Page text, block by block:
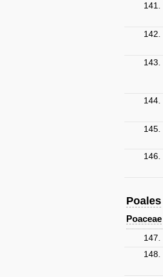
141.
142.
143.
144.
145.
146.
Poales
Poaceae
147.
148.